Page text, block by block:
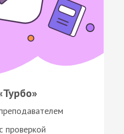
проверкой